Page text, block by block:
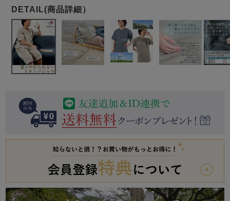
春 夏 冬
売れ筋ランキング
すべての生地一覧はこちら
売れ筋ランキング
- Item Ranking -
- New Arrival -
目的別でさがす一覧はこちら
すべてのメン
ズ
パジャマ
前開き かぶり スリーパー
作務衣
ーブ
上着単品
ズボン単品